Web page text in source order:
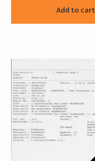
Add to cart